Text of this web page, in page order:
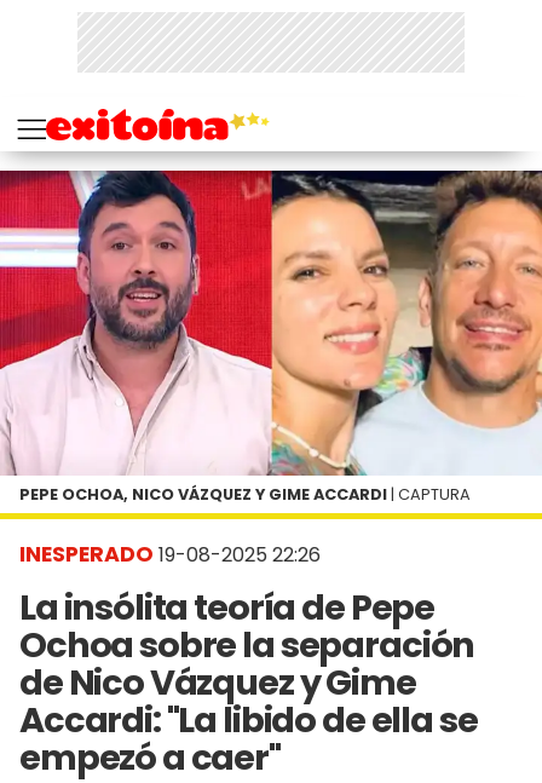
INESPERADO 19-08-2025 22:26
La insólita teoría de Pepe
Ochoa sobre la separación
de Nico Vázquez y Gime
Accardi: "La libido de ella se
empezó a caer"
PEPE OCHOA, NICO VÁZQUEZ Y GIME ACCARDI | CAPTURA